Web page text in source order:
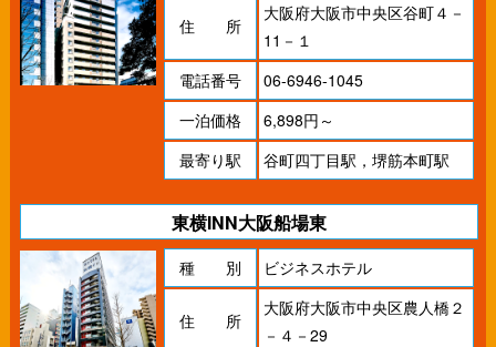
住 所
大阪府大阪市中央区谷町４－
11－１
電話番号
06-6946-1045
一泊価格
6,898円～
最寄り駅
谷町四丁目駅，堺筋本町駅
東横INN大阪船場東
種 別 ビジネスホテル
住 所
大阪府大阪市中央区農人橋２
－４－29